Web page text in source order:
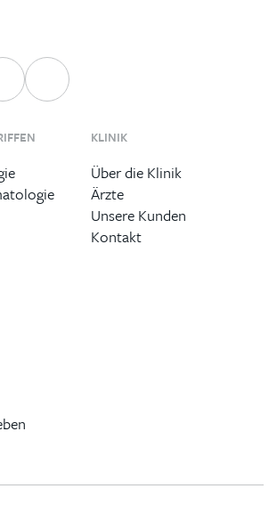
KLINIK
Über die Klinik
Ärzte
Unsere Kunden
Kontakt